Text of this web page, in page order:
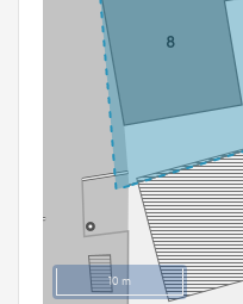
10 m